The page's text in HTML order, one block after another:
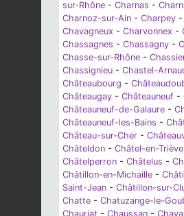
sur-Rhône - Charnas -
Charnoz-sur-Ain - Charpey -
Chavagneux - Charvonnex -
Chassagnes - Chassagny -
Chasse-sur-Rhône -
Chassignieu - Chastel-
Châteaubourg -
Châteaugay - Châteauneuf -
Châteauneuf-de-Galaure -
Châteauneuf-les-Bains -
Château-sur-Cher -
Châteldon - Châtel-en-
Châtelperron - Châtelus -
Châtillon-en-Michaille -
Saint-Jean - Châtillon-sur-
Chatte - Chatuzange-le-
Chauriat - Chaussan -